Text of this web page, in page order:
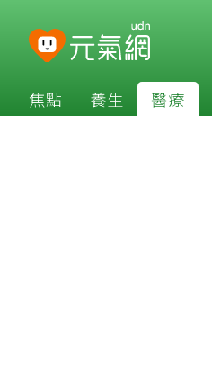
焦點 養生 醫療